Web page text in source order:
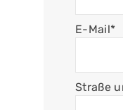
E-Mail*
Straße